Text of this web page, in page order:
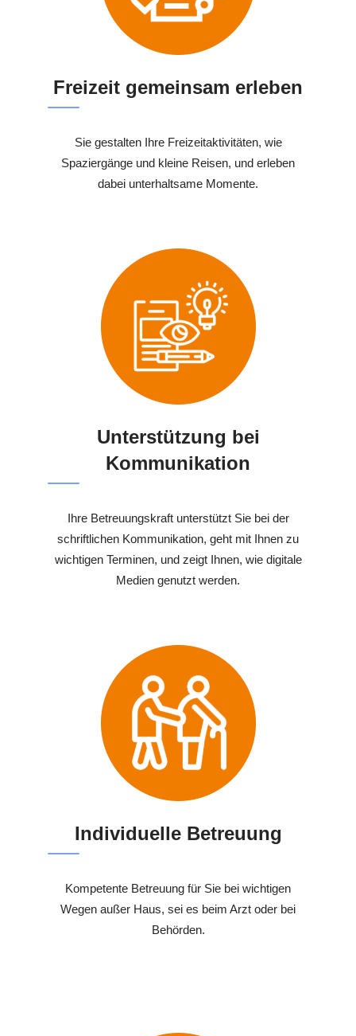
Freizeit gemeinsam erleben
Sie gestalten Ihre Freizeitaktivitäten, wie
Spaziergänge und kleine Reisen, und erleben
dabei unterhaltsame Momente.
Unterstützung bei
Kommunikation
Ihre Betreuungskraft unterstützt Sie bei der
schriftlichen Kommunikation, geht mit Ihnen zu
wichtigen Terminen, und zeigt Ihnen, wie digitale
Medien genutzt werden.
Individuelle Betreuung
Kompetente Betreuung für Sie bei wichtigen
Wegen außer Haus, sei es beim Arzt oder bei
Behörden.